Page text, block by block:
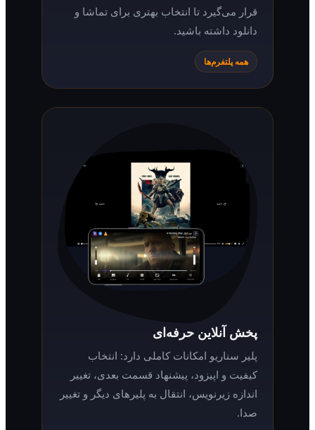
قرار می‌گیرد تا انتخاب بهتری برای تماشا و
دانلود داشته باشید.
همه پلتفرم‌ها
پخش آنلاین حرفه‌ای
پلیر سناریو امکانات کاملی دارد: انتخاب
کیفیت و اپیزود، پیشنهاد قسمت بعدی، تغییر
اندازه زیرنویس، انتقال به پلیرهای دیگر و تغییر